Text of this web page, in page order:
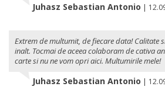
Juhasz Sebastian Antonio |
Extrem de multumit, de fiecare data! Calitate
inalt. Tocmai de aceea colaboram de cativa
carte si nu ne vom opri aici. Multumirile mele!
Juhasz Sebastian Antonio |